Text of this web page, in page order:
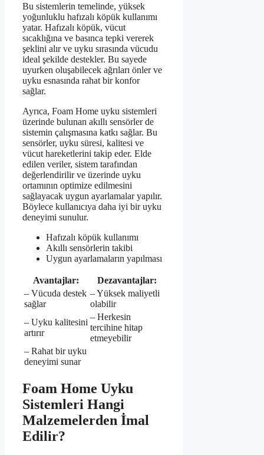
Bu sistemlerin temelinde, yüksek
yoğunluklu hafızalı köpük kullanımı
yatar. Hafızalı köpük, vücut
sıcaklığına ve basınca tepki vererek
şeklini alır ve uyku sırasında vücudu
ideal şekilde destekler. Bu sayede
uyurken oluşabilecek ağrıları önler ve
uyku esnasında rahat bir konfor
sağlar.
Ayrıca, Foam Home uyku sistemleri
üzerinde bulunan akıllı sensörler de
sistemin çalışmasına katkı sağlar. Bu
sensörler, uyku süresi, kalitesi ve
vücut hareketlerini takip eder. Elde
edilen veriler, sistem tarafından
değerlendirilir ve üzerinde uyku
ortamının optimize edilmesini
sağlayacak uygun ayarlamalar yapılır.
Böylece kullanıcıya daha iyi bir uyku
deneyimi sunulur.
Hafızalı köpük kullanımı
Akıllı sensörlerin takibi
Uygun ayarlamaların yapılması
Avantajlar:
Dezavantajlar:
– Vücuda destek
sağlar
– Yüksek maliyetli
olabilir
– Uyku kalitesini
artırır
– Herkesin
tercihine hitap
etmeyebilir
– Rahat bir uyku
deneyimi sunar
Foam Home Uyku
Sistemleri Hangi
Malzemelerden İmal
Edilir?